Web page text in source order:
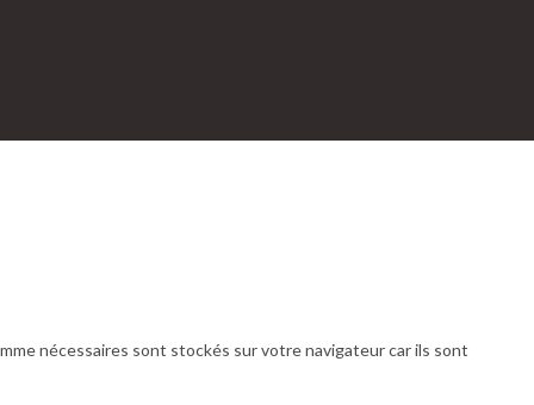
nécessaires sont stockés sur votre navigateur car ils sont